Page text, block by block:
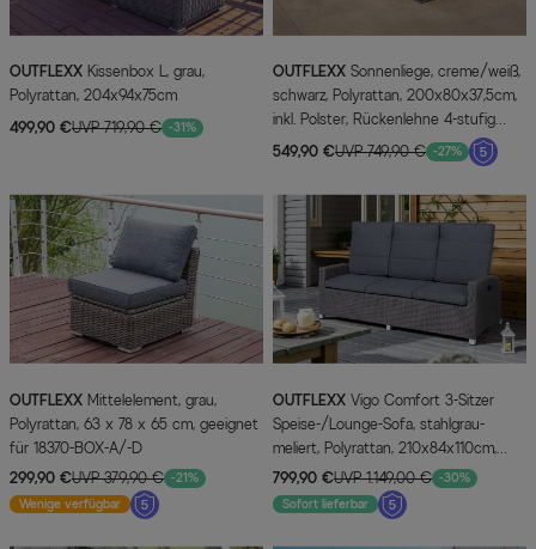
OUTFLEXX
Polyrattan, 204x94x75cm
499,90 €UVP 719,90 € -31%
OUTFLEXX
schwarz, Polyrattan, 200x80x37,5cm,
inkl. Polster, Rückenlehne 4-stufig
verstellbar
549,90 €UVP 749,90 € -27%
OUTFLEXX
Polyrattan, 63 x 78 x 65 cm, geeignet
für 18370-BOX-A/-D
299,90 €UVP 379,90 € -21%
Wenige verfügbar
OUTFLEXX
Speise-/Lounge-Sofa, stahlgrau-
meliert, Polyrattan, 210x84x110cm,
verstellbar
799,90 €UVP 1.149,00 € -30%
Sofort lieferbar